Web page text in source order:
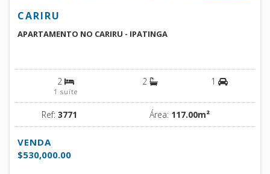
CARIRU
APARTAMENTO NO CARIRU - IPATINGA
2
1 suíte
2 1
Ref: 3771 Área: 117.00m²
VENDA
$530,000.00